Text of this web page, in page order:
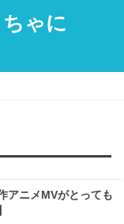
ゃに
アニメMVがとっても